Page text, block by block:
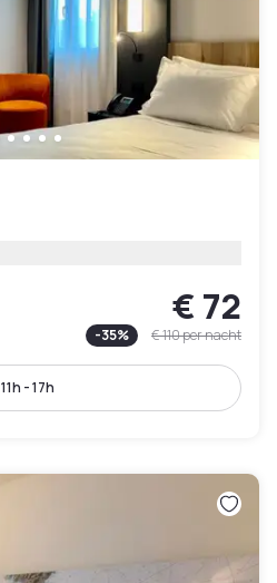
€ 72
-35% € 110per nacht
11h - 17h